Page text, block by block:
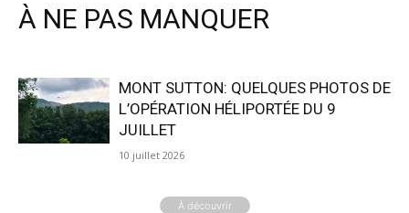
À NE PAS MANQUER
MONT SUTTON: QUELQUES PHOTOS DE
L’OPÉRATION HÉLIPORTÉE DU 9
JUILLET
10 juillet 2026
À découvrir